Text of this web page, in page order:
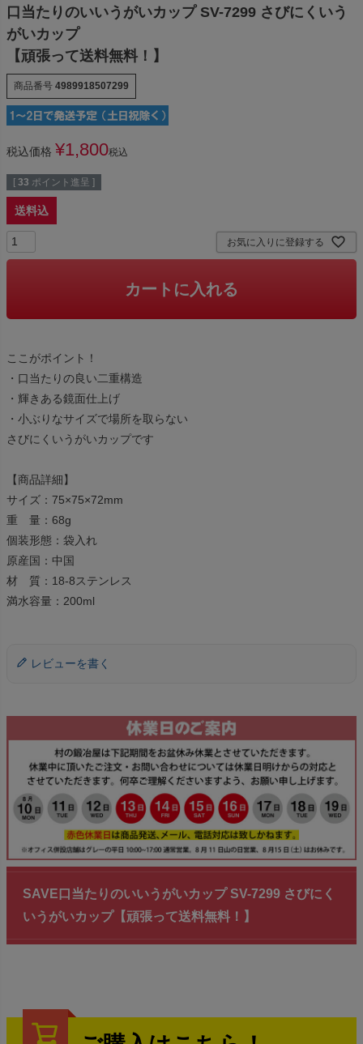
口当たりのいいうがいカップ SV-7299 さびにくいう
がいカップ
【頑張って送料無料！】
商品番号 4989918507299
税込価格 ¥1,800税込
[ 33 ポイント進呈 ]
送料込
お気に入りに登録する
カートに入れる
ここがポイント！
・口当たりの良い二重構造
・輝きある鏡面仕上げ
・小ぶりなサイズで場所を取らない
さびにくいうがいカップです
【商品詳細】
サイズ：75×75×72mm
重 量：68g
個装形態：袋入れ
原産国：中国
材 質：18-8ステンレス
満水容量：200ml
レビューを書く
SAVE口当たりのいいうがいカップ SV-7299 さびにく
いうがいカップ【頑張って送料無料！】